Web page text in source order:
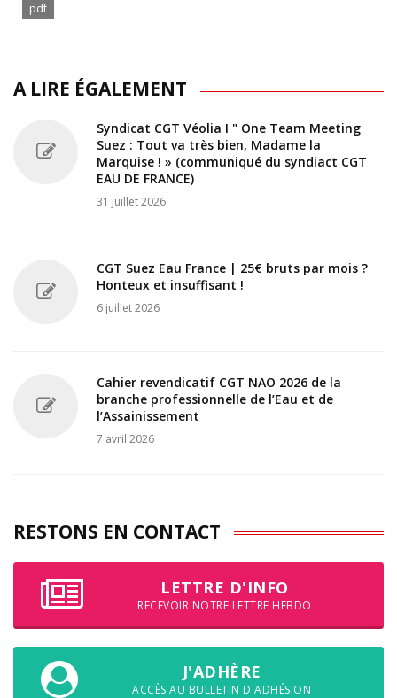
pdf
A LIRE ÉGALEMENT
Syndicat CGT Véolia I " One Team Meeting
Suez : Tout va très bien, Madame la
Marquise ! » (communiqué du syndiact CGT
EAU DE FRANCE)
31 juillet 2026
CGT Suez Eau France | 25€ bruts par mois ?
Honteux et insuffisant !
6 juillet 2026
Cahier revendicatif CGT NAO 2026 de la
branche professionnelle de l’Eau et de
l’Assainissement
7 avril 2026
RESTONS EN CONTACT
LETTRE D'INFO
RECEVOIR NOTRE LETTRE HEBDO
J'ADHÈRE
ACCÈS AU BULLETIN D'ADHÉSION